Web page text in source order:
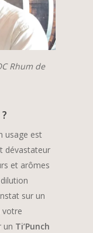
Rhum de
usage est
dévastateur
et arômes
sur un
votre
un Ti’Punch